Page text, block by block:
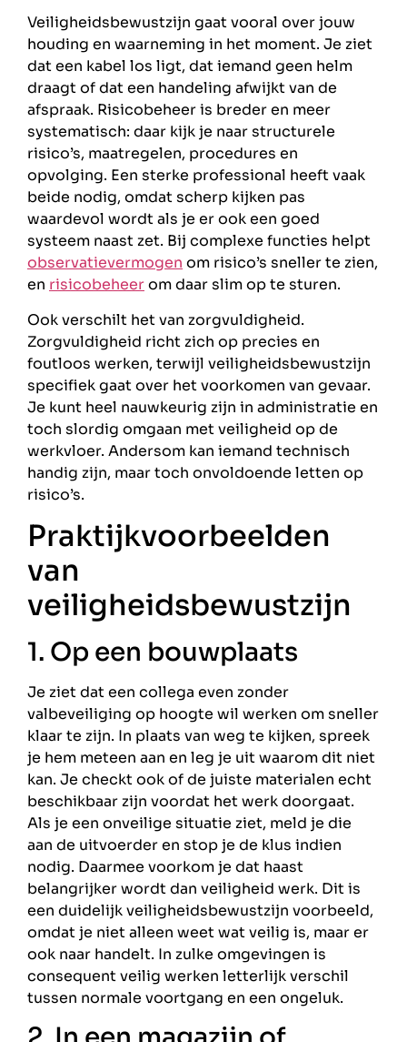
Veiligheidsbewustzijn gaat vooral over jouw
houding en waarneming in het moment. Je ziet
dat een kabel los ligt, dat iemand geen helm
draagt of dat een handeling afwijkt van de
afspraak. Risicobeheer is breder en meer
systematisch: daar kijk je naar structurele
risico’s, maatregelen, procedures en
opvolging. Een sterke professional heeft vaak
beide nodig, omdat scherp kijken pas
waardevol wordt als je er ook een goed
systeem naast zet. Bij complexe functies helpt
observatievermogen om risico’s sneller te zien,
en risicobeheerom daar slim op te sturen.
Ook verschilt het van zorgvuldigheid.
Zorgvuldigheid richt zich op precies en
foutloos werken, terwijl veiligheidsbewustzijn
specifiek gaat over het voorkomen van gevaar.
Je kunt heel nauwkeurig zijn in administratie en
toch slordig omgaan met veiligheid op de
werkvloer. Andersom kan iemand technisch
handig zijn, maar toch onvoldoende letten op
risico’s.
Praktijkvoorbeelden
van
veiligheidsbewustzijn
1. Op een bouwplaats
Je ziet dat een collega even zonder
valbeveiliging op hoogte wil werken om sneller
klaar te zijn. In plaats van weg te kijken, spreek
je hem meteen aan en leg je uit waarom dit niet
kan. Je checkt ook of de juiste materialen echt
beschikbaar zijn voordat het werk doorgaat.
Als je een onveilige situatie ziet, meld je die
aan de uitvoerder en stop je de klus indien
nodig. Daarmee voorkom je dat haast
belangrijker wordt dan veiligheid werk. Dit is
een duidelijk veiligheidsbewustzijn voorbeeld,
omdat je niet alleen weet wat veilig is, maar er
ook naar handelt. In zulke omgevingen is
consequent veilig werken letterlijk verschil
tussen normale voortgang en een ongeluk.